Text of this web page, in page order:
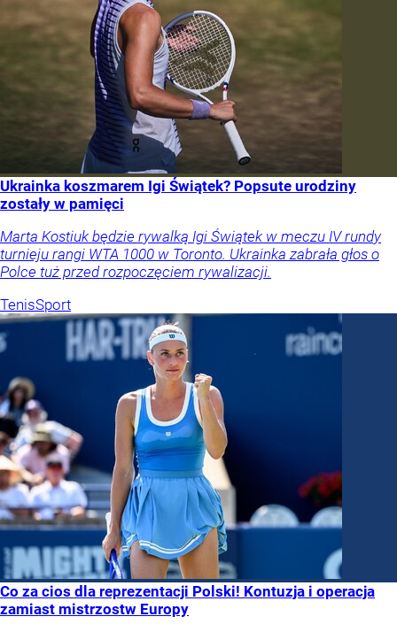
Ukrainka koszmarem Igi Świątek? Popsute urodziny
zostały w pamięci
Marta Kostiuk będzie rywalką Igi Świątek w meczu IV rundy
turnieju rangi WTA 1000 w Toronto. Ukrainka zabrała głos o
Polce tuż przed rozpoczęciem rywalizacji.
TenisSport
Co za cios dla reprezentacji Polski! Kontuzja i operacja
zamiast mistrzostw Europy